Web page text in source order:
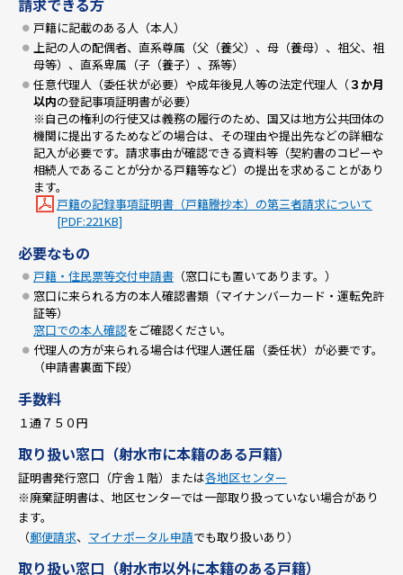
請求できる方
戸籍に記載のある人（本人）
上記の人の配偶者、直系尊属（父（養父）、母（養母）、祖父、祖
母等）、直系卑属（子（養子）、孫等）
任意代理人（委任状が必要）や成年後見人等の法定代理人（３か月
以内の登記事項証明書が必要）
※自己の権利の行使又は義務の履行のため、国又は地方公共団体の
機関に提出するためなどの場合は、その理由や提出先などの詳細な
記入が必要です。請求事由が確認できる資料等（契約書のコピーや
相続人であることが分かる戸籍等など）の提出を求めることがあり
ます。
戸籍の記録事項証明書（戸籍謄抄本）の第三者請求について
[PDF:221KB]
必要なもの
戸籍・住民票等交付申請書 （窓口にも置いてあります。）
窓口に来られる方の本人確認書類（マイナンバーカード・運転免許
証等）
窓口での本人確認をご確認ください。
代理人の方が来られる場合は代理人選任届（委任状）が必要です。
（申請書裏面下段）
手数料
１通７５０円
取り扱い窓口（射水市に本籍のある戸籍）
証明書発行窓口（庁舎１階）または各地区センター
※廃棄証明書は、地区センターでは一部取り扱っていない場合があり
ます。
（郵便請求、 マイナポータル申請でも取り扱いあり）
取り扱い窓口（射水市以外に本籍のある戸籍）